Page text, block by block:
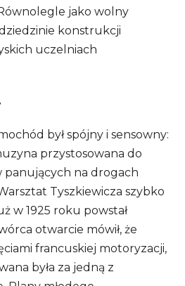
jako wolny
dziedzinie konstrukcji
uczelniach
był spójny i sensowny:
przystosowana do
na drogach
Tyszkiewicza szybko
w 1925 roku powstał
otwarcie mówił, że
francuskiej motoryzacji,
była za jedną z